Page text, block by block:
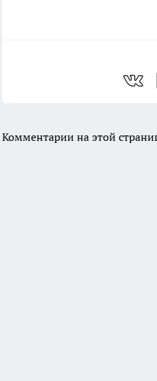
Комментарии на этой